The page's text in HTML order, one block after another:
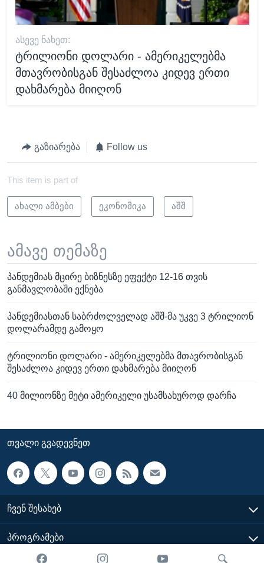
ᲐᲡᲔᲕᲔ ᲜᲐᲮᲔᲗ:
ტრილიონი დოლარი - ამერიკელებმა
მთავრობისგან შესაძლოა კიდევ ერთი
დახმარება მიიღონ
გაზიარება Follow us
This item is part of
ახალი ამბები ეკონომიკა აშშ
ამავე თემაზე
პანდემიას მცირე ბიზნესზე ეფექტი 12-16 თვის
განმავლობაში ექნება
პანდემიასთან საბრძოლველად აშშ-მა უკვე 3 ტრილიონ
დოლარამდე გამოყო
ტრილიონი დოლარი - ამერიკელებმა მთავრობისგან
შესაძლოა კიდევ ერთი დახმარება მიიღონ
40 მილიონზე მეტი ამერიკელი უსამსახუროდ დარჩა
ᲗᲕᲐᲚᲘ ᲒᲕᲐᲓᲔᲕᲜᲔᲗ
ᲩᲕᲔᲜ ᲨᲔᲡᲐᲮᲔᲑ
ᲞᲠᲝᲒᲠᲐᲛᲔᲑᲘ